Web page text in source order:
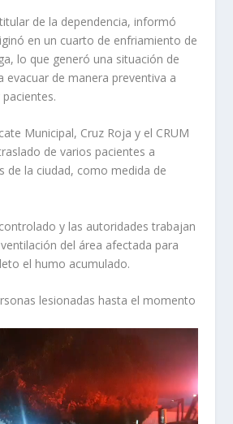
de la dependencia, informó
en un cuarto de enfriamiento de
lo que generó una situación de
evacuar de manera preventiva a
Municipal, Cruz Roja y el CRUM
de varios pacientes a
de la ciudad, como medida de
y las autoridades trabajan
del área afectada para
el humo acumulado.
lesionadas hasta el momento